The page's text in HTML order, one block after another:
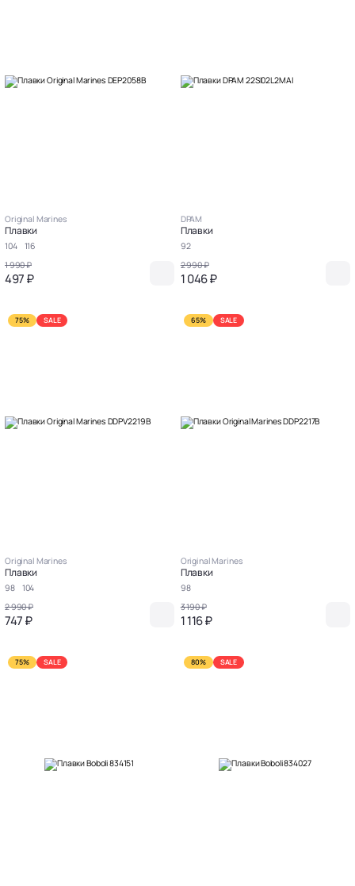
Original Marines
Плавки
104
116
1 990 ₽
497 ₽
DPAM
Плавки
92
2 990 ₽
1 046 ₽
75% SALE
Original Marines
Плавки
98
104
2 990 ₽
747 ₽
65% SALE
Original Marines
Плавки
98
3 190 ₽
1 116 ₽
75% SALE 80% SALE